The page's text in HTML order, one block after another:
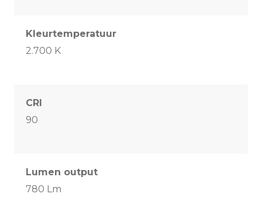
Kleurtemperatuur
2.700 K
CRI
90
Lumen output
780 Lm